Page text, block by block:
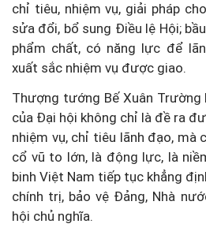
chỉ tiêu, nhiệm vụ, giải pháp
sửa đổi, bổ sung Điều lệ Hội;
phẩm chất, có năng lực để
xuất sắc nhiệm vụ được giao.
Thượng tướng Bế Xuân Trường
của Đại hội không chỉ là đề ra
nhiệm vụ, chỉ tiêu lãnh đạo, mà
cổ vũ to lớn, là động lực, là
binh Việt Nam tiếp tục khẳng
chính trị, bảo vệ Đảng, Nhà
hội chủ nghĩa.